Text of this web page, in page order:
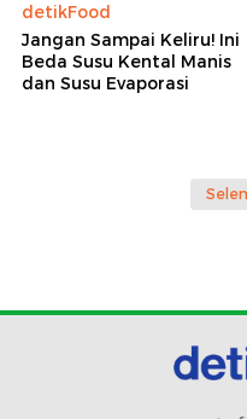
detikFood
Jangan Sampai Keliru! Ini
Beda Susu Kental Manis
dan Susu Evaporasi